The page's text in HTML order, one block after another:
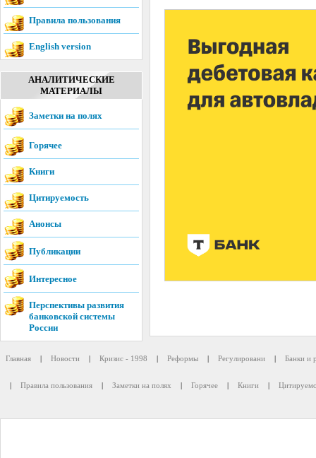
Правила пользования
English version
АНАЛИТИЧЕСКИЕ
МАТЕРИАЛЫ
Заметки на полях
Горячее
Книги
Цитируемость
Анонсы
Публикации
Интересное
Перспективы развития
банковской системы
России
Главная | Новости | Кризис - 1998 | Реформы | Регулировани | Банки и
| Правила пользования | Заметки на полях | Горячее | Книги |